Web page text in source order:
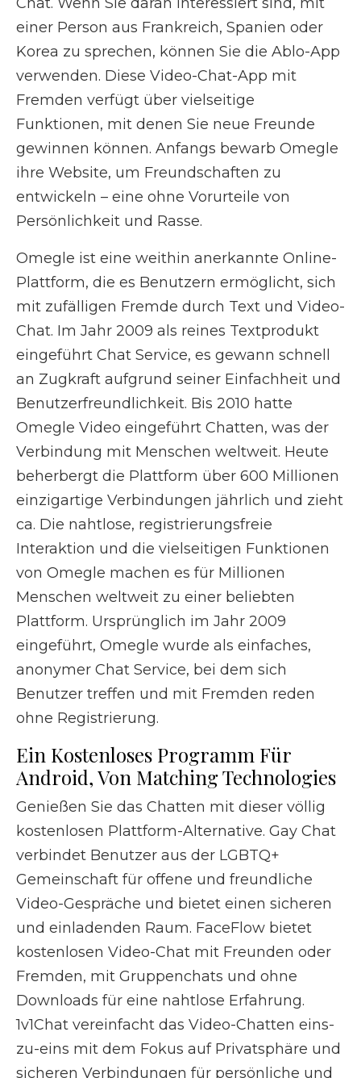
einer Person aus Frankreich, Spanien oder
Korea zu sprechen, können Sie die Ablo-App
verwenden. Diese Video-Chat-App mit
Fremden verfügt über vielseitige
Funktionen, mit denen Sie neue Freunde
gewinnen können. Anfangs bewarb Omegle
ihre Website, um Freundschaften zu
entwickeln – eine ohne Vorurteile von
Persönlichkeit und Rasse.
Omegle ist eine weithin anerkannte Online-
Plattform, die es Benutzern ermöglicht, sich
mit zufälligen Fremde durch Text und Video-
Chat. Im Jahr 2009 als reines Textprodukt
eingeführt Chat Service, es gewann schnell
an Zugkraft aufgrund seiner Einfachheit und
Benutzerfreundlichkeit. Bis 2010 hatte
Omegle Video eingeführt Chatten, was der
Verbindung mit Menschen weltweit. Heute
beherbergt die Plattform über 600 Millionen
einzigartige Verbindungen jährlich und zieht
ca. Die nahtlose, registrierungsfreie
Interaktion und die vielseitigen Funktionen
von Omegle machen es für Millionen
Menschen weltweit zu einer beliebten
Plattform. Ursprünglich im Jahr 2009
eingeführt, Omegle wurde als einfaches,
anonymer Chat Service, bei dem sich
Benutzer treffen und mit Fremden reden
ohne Registrierung.
Ein Kostenloses Programm Für
Android, Von Matching Technologies
Genießen Sie das Chatten mit dieser völlig
kostenlosen Plattform-Alternative. Gay Chat
verbindet Benutzer aus der LGBTQ+
Gemeinschaft für offene und freundliche
Video-Gespräche und bietet einen sicheren
und einladenden Raum. FaceFlow bietet
kostenlosen Video-Chat mit Freunden oder
Fremden, mit Gruppenchats und ohne
Downloads für eine nahtlose Erfahrung.
1v1Chat vereinfacht das Video-Chatten eins-
zu-eins mit dem Fokus auf Privatsphäre und
sicheren Verbindungen für persönliche und